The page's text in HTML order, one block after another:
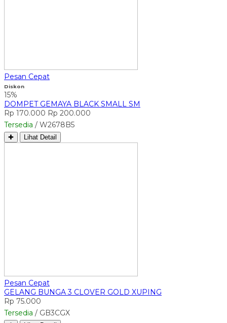
Pesan Cepat
Diskon
15%
DOMPET GEMAYA BLACK SMALL SM
Rp 170.000 Rp 200.000
Tersedia / W2678B5
✚ Lihat Detail
Pesan Cepat
GELANG BUNGA 3 CLOVER GOLD XUPING
Rp 75.000
Tersedia / GB3CGX